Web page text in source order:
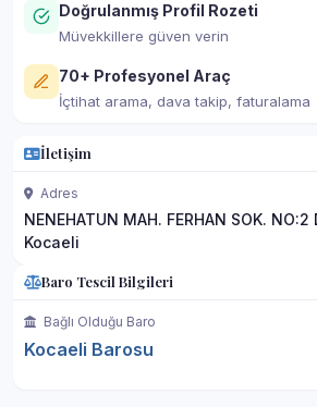
Doğrulanmış Profil Rozeti
Müvekkillere güven verin
70+ Profesyonel Araç
İçtihat arama, dava takip, faturalama
İletişim
Adres
NENEHATUN MAH. FERHAN SOK.
Kocaeli
Baro Tescil Bilgileri
Bağlı Olduğu Baro
Kocaeli Barosu